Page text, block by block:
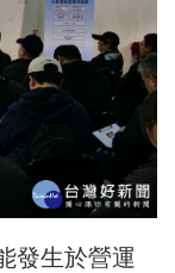
發生於營運